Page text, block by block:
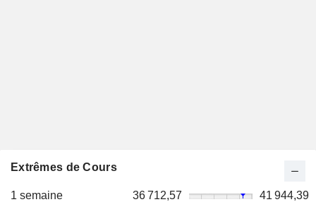
Extrêmes de Cours
1 semaine 36 712,57
41 944,39